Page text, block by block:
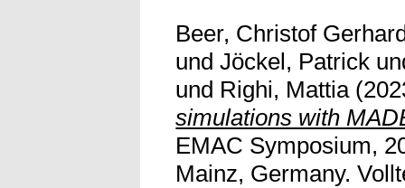
Beer, Christof
undJöckel, Patrick
und Righi, Mattia
simulations with
EMAC Symposium,
Mainz, Germany.